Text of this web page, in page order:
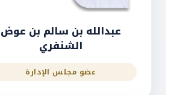
عبدالله بن سالم بن عوض
الشنفري
عضو مجلس الإدارة